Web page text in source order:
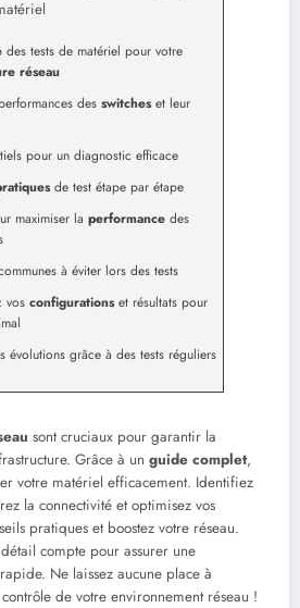
des tests de matériel pour votre
réseau
des switcheset leur
pour un diagnostic efficace
de test étape par étape
maximiser la performance des
à éviter lors des tests
vos configurationset résultats pour
évolutions grâce à des tests réguliers
sont cruciaux pour garantir la
Grâce à un guide complet,
votre matériel efficacement. Identifiez
la connectivité et optimisez vos
pratiques et boostez votre réseau.
compte pour assurer une
Ne laissez aucune place à
de votre environnement réseau !